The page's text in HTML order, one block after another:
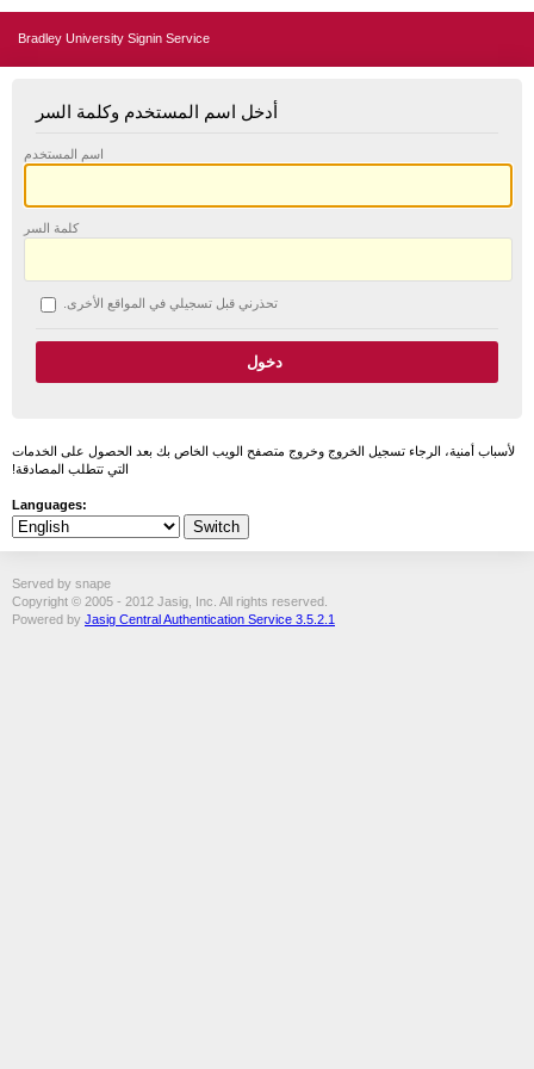
Bradley University Signin Service
أدخل اسم المستخدم وكلمة السر
اسم المستخدم
كلمة السر
تحذرني قبل تسجيلي في المواقع الأخرى.
لأسباب أمنية، الرجاء تسجيل الخروج وخروج متصفح الويب الخاص بك بعد الحصول على الخدمات
التي تتطلب المصادقة!
Languages:
Served by snape
Copyright © 2005 - 2012 Jasig, Inc. All rights reserved.
Powered by Jasig Central Authentication Service 3.5.2.1